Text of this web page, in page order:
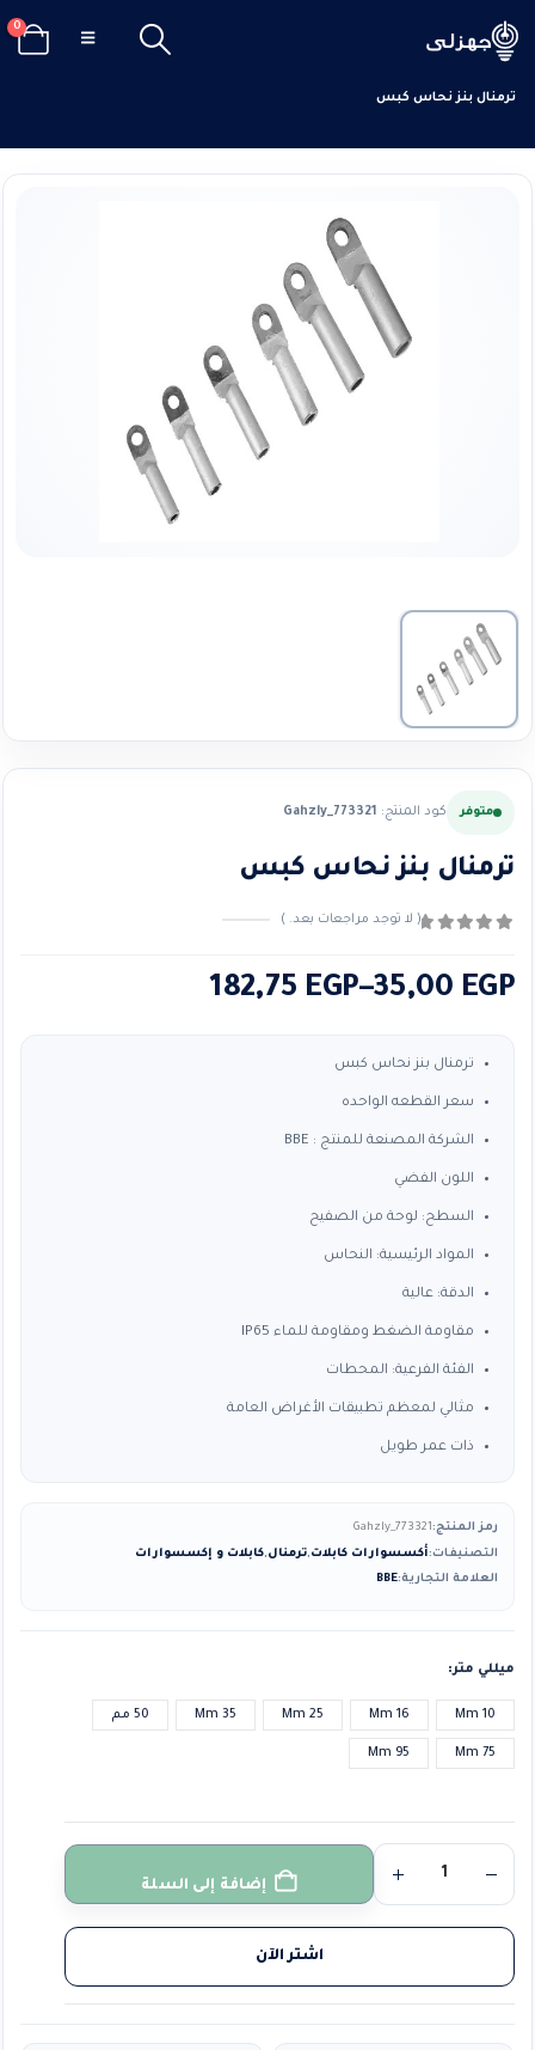
0
الرئيسيه أكسسوارات كابلات ترمنال
ترمنال بنز نحاس كبس
متوفر كود المنتج: Gahzly_773321
ترمنال بنز نحاس كبس
( لا توجد مراجعات بعد. )
35,00 EGP
–
182,75 EGP
نطاق
من
⁦35,00 EGP⁩
خلال
ترمنال بنز نحاس كبس
سعر القطعه الواحده
الشركة المصنعة للمنتج : BBE
اللون الفضي
السطح: لوحة من الصفيح
المواد الرئيسية: النحاس
الدقة: عالية
مقاومة الضغط ومقاومة للماء IP65
الفئة الفرعية: المحطات
مثالي لمعظم تطبيقات الأغراض العامة
ذات عمر طويل
رمز المنتج:Gahzly_773321
التصنيفات:أكسسوارات كابلات,ترمنال,كابلات و إكسسوارات
العلامة التجارية:BBE
ميللي متر
10 Mm
16 Mm
25 Mm
35 Mm 50 مم
75 Mm
95 Mm
إضافة إلى السلة
اشتر الآن